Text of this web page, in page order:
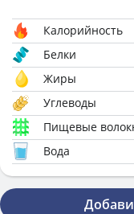
Калорийность
Белки
Жиры
Углеводы
Пищевые
Вода